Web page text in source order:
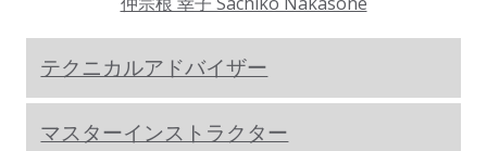
テクニカルアドバイザー
マスターインストラクター